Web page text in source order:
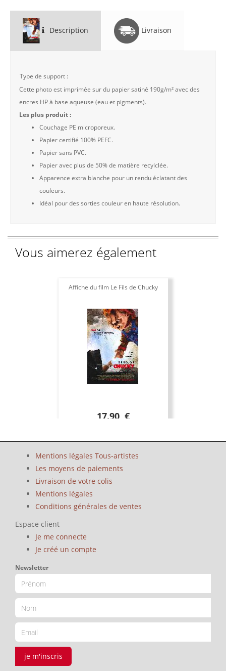
Description Livraison
Type de support :
Cette photo est imprimée sur du papier satiné 190g/m² avec des
encres HP à base aqueuse (eau et pigments).
Les plus produit :
Couchage PE microporeux.
Papier certifié 100% PEFC.
Papier sans PVC.
Papier avec plus de 50% de matière recylclée.
Apparence extra blanche pour un rendu éclatant des
couleurs.
Idéal pour des sorties couleur en haute résolution.
Vous aimerez également
Affiche du film Le Fils de Chucky
17.90 €
Mentions légales Tous-artistes
Les moyens de paiements
Livraison de votre colis
Mentions légales
Conditions générales de ventes
Espace client
Je me connecte
Je créé un compte
Newsletter
je m'inscris